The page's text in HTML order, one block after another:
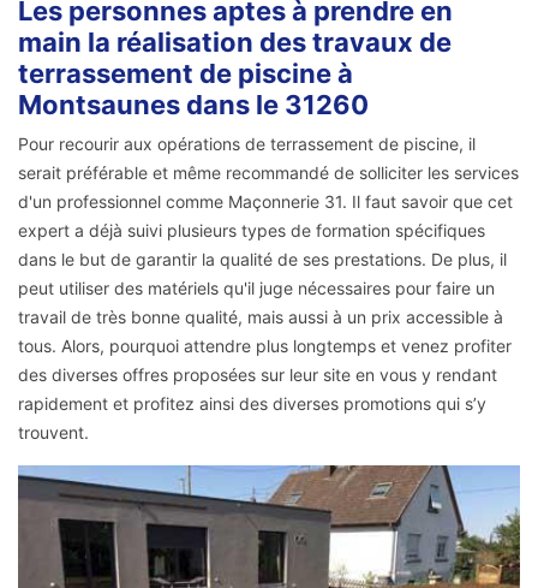
Les personnes aptes à prendre en
main la réalisation des travaux de
terrassement de piscine à
Montsaunes dans le 31260
Pour recourir aux opérations de terrassement de piscine, il
serait préférable et même recommandé de solliciter les services
d'un professionnel comme Maçonnerie 31. Il faut savoir que cet
expert a déjà suivi plusieurs types de formation spécifiques
dans le but de garantir la qualité de ses prestations. De plus, il
peut utiliser des matériels qu'il juge nécessaires pour faire un
travail de très bonne qualité, mais aussi à un prix accessible à
tous. Alors, pourquoi attendre plus longtemps et venez profiter
des diverses offres proposées sur leur site en vous y rendant
rapidement et profitez ainsi des diverses promotions qui s’y
trouvent.